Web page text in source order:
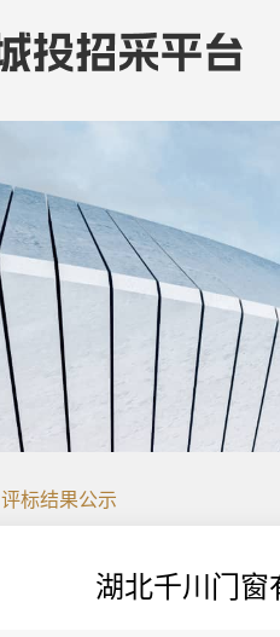
评标结果公示
湖北千川门